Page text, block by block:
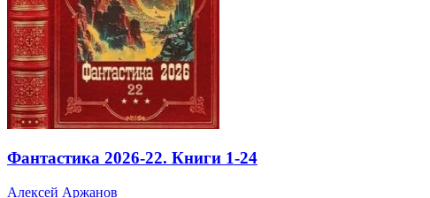
Фантастика 2026-22. Книги 1-24
Алексей Аржанов